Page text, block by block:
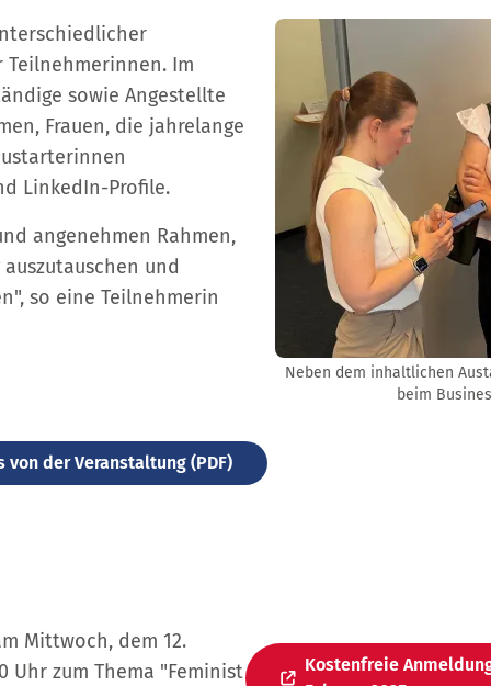
Im
sowie Angestellte
Frauen, die jahrelange
LinkedIn-Profile.
angenehmen Rahmen,
und
so eine Teilnehmerin
Neben dem inhaltlichen
beim
der Veranstaltung (PDF)
Mittwoch, dem 12.
Uhr zum Thema "Feminist
Kostenfreie